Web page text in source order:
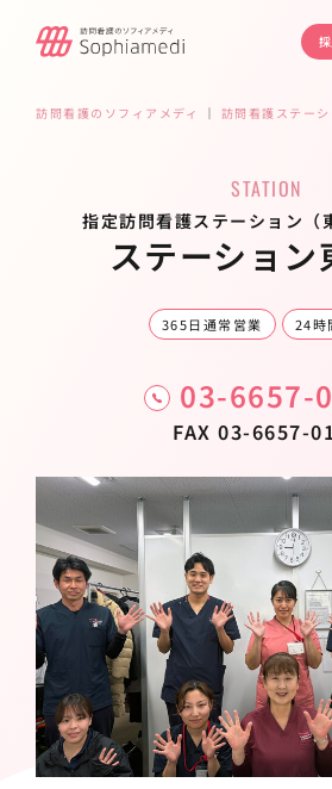
訪問看護のソフィアメディ ｜ 訪問看護ステー
STATION
指定訪問看護ステーション（
ステーション
365日通常営業 24時
03-6657-
FAX 03-6657-